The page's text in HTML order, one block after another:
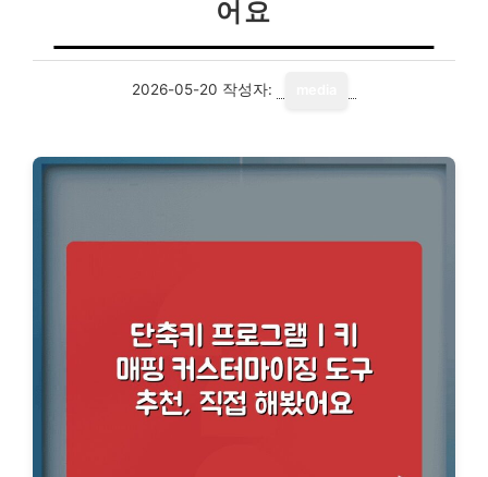
어요
2026-05-20 작성자: